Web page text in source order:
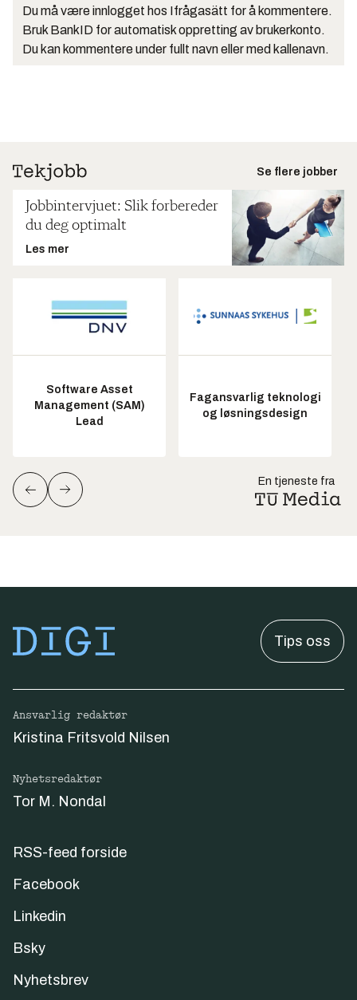
Du må være innlogget hos Ifrågasätt for å kommentere.
Bruk BankID for automatisk oppretting av brukerkonto.
Du kan kommentere under fullt navn eller med kallenavn.
Se flere jobber
Jobbintervjuet: Slik forbereder
du deg optimalt
Les mer
Software Asset
Management (SAM)
Lead
Fagansvarlig teknologi
og løsningsdesign
En tjeneste fra
Tips oss
Ansvarlig redaktør
Kristina Fritsvold Nilsen
Nyhetsredaktør
Tor M. Nondal
RSS-feed forside
Facebook
Linkedin
Bsky
Nyhetsbrev